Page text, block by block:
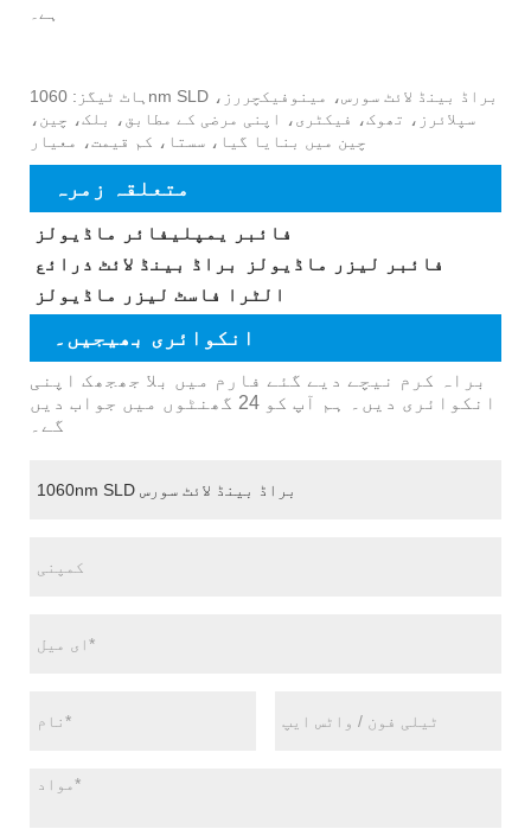
ہے۔
ہاٹ ٹیگز: 1060nm SLD براڈ بینڈ لائٹ سورس، مینوفیکچررز،
سپلائرز، تھوک، فیکٹری، اپنی مرضی کے مطابق، بلک، چین،
چین میں بنایا گیا، سستا، کم قیمت، معیار
متعلقہ زمرہ
فائبر یمپلیفائر ماڈیولز
براڈ بینڈ لائٹ ذرائع
فائبر لیزر ماڈیولز
الٹرا فاسٹ لیزر ماڈیولز
انکوائری بھیجیں۔
براہ کرم نیچے دیے گئے فارم میں بلا جھجھک اپنی
انکوائری دیں۔ ہم آپ کو 24 گھنٹوں میں جواب دیں
گے۔